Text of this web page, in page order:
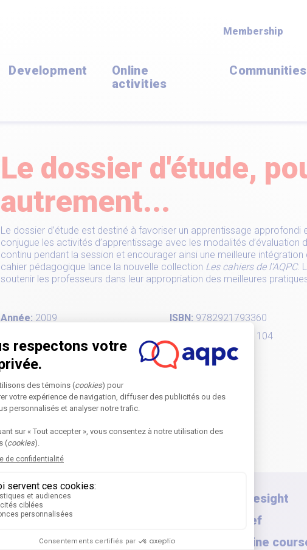
Membership
Development
Online
activities
Communities
Le dossier d'étude,
autrement...
Le dossier d’étude est destiné à favoriser un apprentissage approfondi
conjugue les activités d’apprentissage avec les modalités d’évaluation
continu pendant la session et encourager ainsi une meilleure
cahier pédagogique lance la nouvelle collection Les cahiers de l’AQPC.
soutenir les professeurs dans leur appropriation des meilleures
Année: 2009 ISBN: 9782921793360
104
Read PDF
Home
Annual Symposium
Next edition
Foresight
Brief
Online